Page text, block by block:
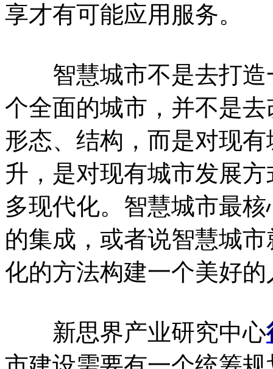
享才有可能应用服务。
智慧城市不是去打造
个全面的城市，并不是
形态、结构，而是对现
升，是对现有城市发展
多现代化。智慧城市最
的集成，或者说智慧城
化的方法构建一个美好
新思界产业研究中心